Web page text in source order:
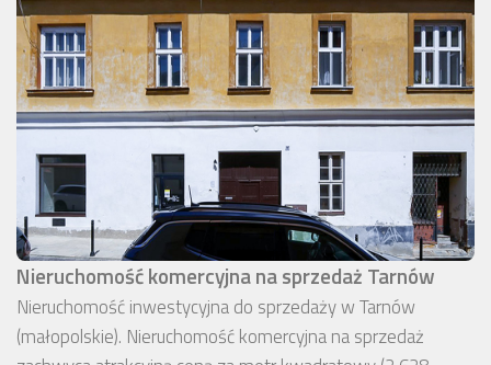
Nieruchomość komercyjna na sprzedaż Tarnów
Nieruchomość inwestycyjna do sprzedaży w Tarnów
(małopolskie). Nieruchomość komercyjna na sprzedaż